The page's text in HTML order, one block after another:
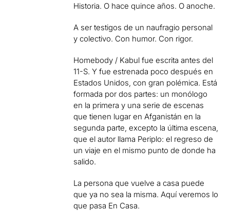
Historia. O hace quince años. O anoche.
A ser testigos de un naufragio personal
y colectivo. Con humor. Con rigor.
Homebody / Kabul fue escrita antes del
11-S. Y fue estrenada poco después en
Estados Unidos, con gran polémica. Está
formada por dos partes: un monólogo
en la primera y una serie de escenas
que tienen lugar en Afganistán en la
segunda parte, excepto la última escena,
que el autor llama Periplo: el regreso de
un viaje en el mismo punto de donde ha
salido.
La persona que vuelve a casa puede
que ya no sea la misma. Aquí veremos lo
que pasa En Casa.